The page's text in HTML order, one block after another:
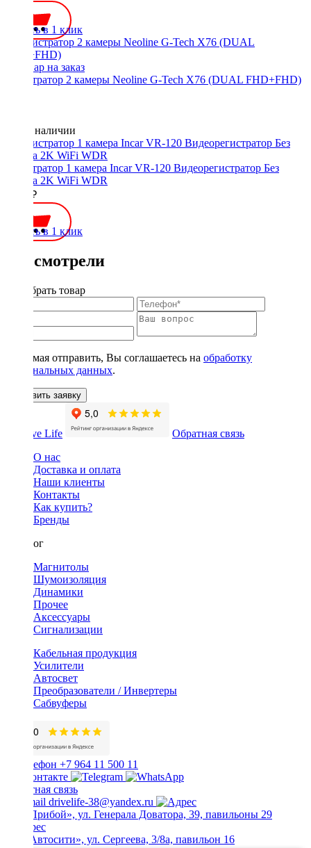
Купить в 1 клик
регистратор 2 камеры Neoline G-Tech X76 (DUAL FHD+FHD)
Нет в наличии
регистратор 1 камера Incar VR-120 Видеорегистратор Без
экрана 2K WiFi WDR
6690 ₽
Купить в 1 клик
Вы смотрели
Подобрать товар
Нажимая отправить, Вы соглашаетесь на обработку
персональных данных.
Оставить заявку
Обратная связь
О нас
Доставка и оплата
Наши клиенты
Контакты
Как купить?
Бренды
Каталог
Магнитолы
Шумоизоляция
Динамики
Прочее
Аксессуары
Сигнализации
Кабельная продукция
Усилители
Автосвет
Преобразователи / Инвертеры
Сабвуферы
+7 964 11 500 11
Обратная связь
drivelife-38@yandex.ru
ТЦ «Прибой», ул. Генерала Доватора, 39, павильоны 29
ТЦ «Автосити», ул. Сергеева, 3/8а, павильон 16